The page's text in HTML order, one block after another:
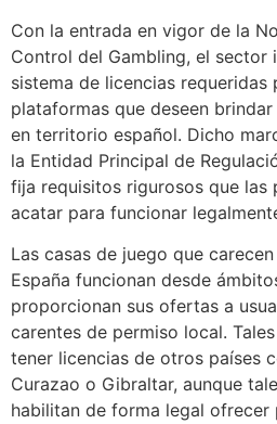
Con la entrada en vigor de la
Control del Gambling, el sector
sistema de licencias requeridas
plataformas que deseen
en territorio español. Dicho
la Entidad Principal de
fija requisitos rigurosos que las
acatar para funcionar
Las casas de juego que
España funcionan desde
proporcionan sus ofertas a
carentes de permiso local.
tener licencias de otros países
Curazao o Gibraltar, aunque
habilitan de forma legal ofrecer